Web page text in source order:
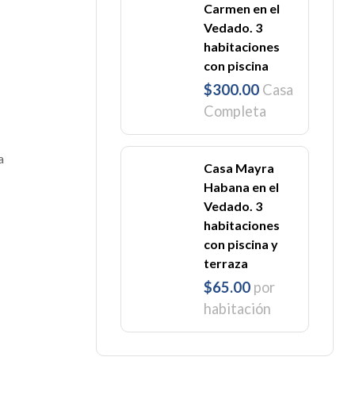
Carmen en el
Vedado. 3
habitaciones
con piscina
$300.00 Casa
Completa
Casa Mayra
Habana en el
Vedado. 3
habitaciones
con piscina y
terraza
$65.00 por
habitación